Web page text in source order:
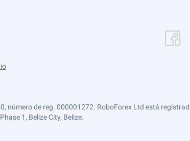
número de reg. 000001272. RoboForex Ltd está
1, Belize City, Belize.